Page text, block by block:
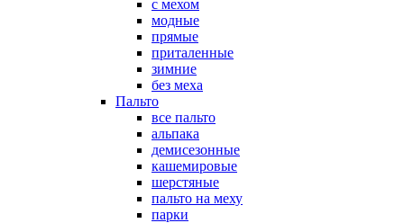
с мехом
модные
прямые
приталенные
зимние
без меха
Пальто
все пальто
альпака
демисезонные
кашемировые
шерстяные
пальто на меху
парки